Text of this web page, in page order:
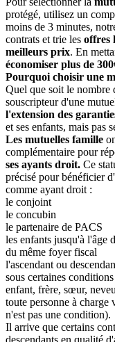
protégé, utilisez un
moins de 3 minutes,
contrats et trie les offres
meilleurs prix. En
économiser plus de
Pourquoi choisir une
Quel que soit le nombre
souscripteur d'une
l'extension des
et ses enfants, mais pas
Les mutuelles famille
complémentaire pour
ses ayants droit. Ce
précisé pour bénéficier
comme ayant droit :
le conjoint
le concubin
le partenaire de PACS
les enfants jusqu'à l'âge
du même foyer fiscal
l'ascendant ou
sous certaines
enfant, frère, sœur,
toute personne à charge
n'est pas une condition).
Il arrive que certains
descendants en qualité